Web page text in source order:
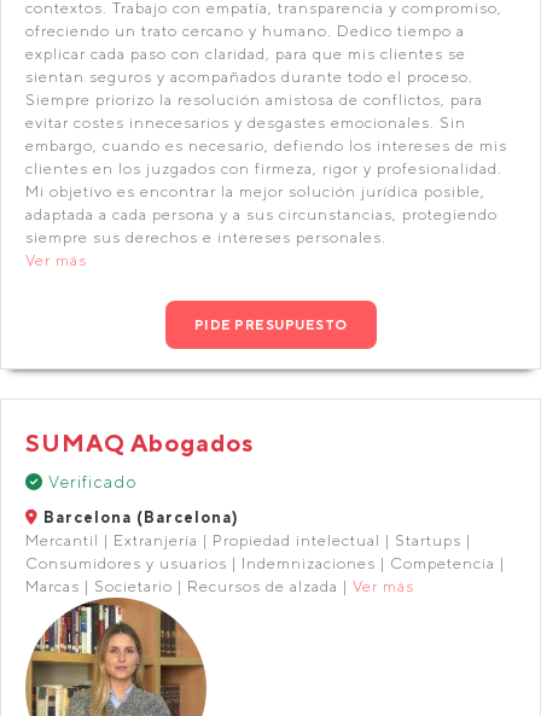
contextos. Trabajo con empatía, transparencia y compromiso,
ofreciendo un trato cercano y humano. Dedico tiempo a
explicar cada paso con claridad, para que mis clientes se
sientan seguros y acompañados durante todo el proceso.
Siempre priorizo la resolución amistosa de conflictos, para
evitar costes innecesarios y desgastes emocionales. Sin
embargo, cuando es necesario, defiendo los intereses de mis
clientes en los juzgados con firmeza, rigor y profesionalidad.
Mi objetivo es encontrar la mejor solución jurídica posible,
adaptada a cada persona y a sus circunstancias, protegiendo
siempre sus derechos e intereses personales.
Ver más
PIDE PRESUPUESTO
SUMAQ Abogados
Verificado
Barcelona (Barcelona)
Mercantil | Extranjería | Propiedad intelectual | Startups |
Consumidores y usuarios | Indemnizaciones | Competencia |
Marcas | Societario | Recursos de alzada | Ver más